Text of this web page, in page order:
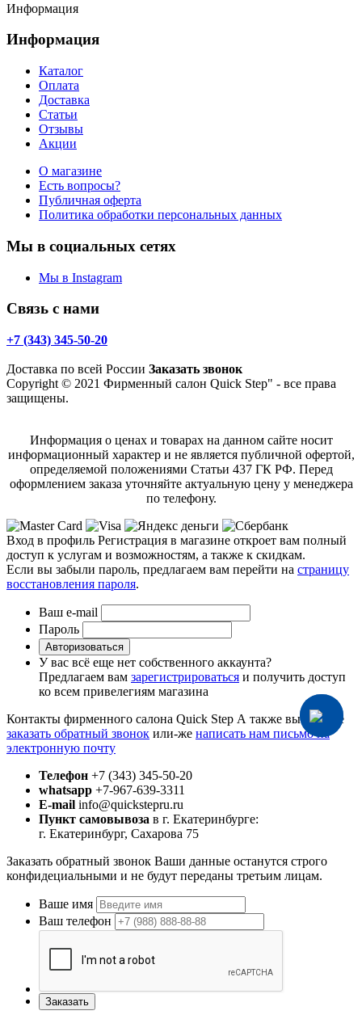
Информация
Информация
Каталог
Оплата
Доставка
Статьи
Отзывы
Акции
О магазине
Есть вопросы?
Публичная оферта
Политика обработки персональных данных
Мы в социальных сетях
Мы в Instagram
Связь с нами
+7 (343) 345-50-20
Доставка по всей России Заказать звонок
Copyright © 2021 Фирменный салон Quick Step" - все права
защищены.
Информация о ценах и товарах на данном сайте носит
информационный характер и не является публичной офертой,
определяемой положениями Статьи 437 ГК РФ. Перед
оформлением заказа уточняйте актуальную цену у менеджера
по телефону.
Вход в профиль Регистрация в магазине откроет вам полный
доступ к услугам и возможностям, а также к скидкам.
Если вы забыли пароль, предлагаем вам перейти на страницу
восстановления пароля.
Ваш e-mail
Пароль
Авторизоваться
У вас всё еще нет собственного аккаунта?
Предлагаем вам зарегистрироваться и получить доступ
ко всем привелегиям магазина
Контакты фирменного салона Quick Step А также вы можете
заказать обратный звонок или-же написать нам письмо на
электронную почту
Телефон +7 (343) 345-50-20
whatsapp +7-967-639-3311
E-mail info@quickstepru.ru
Пункт самовывоза в г. Екатеринбурге:
г. Екатеринбург, Сахарова 75
Заказать обратный звонок Ваши данные останутся строго
конфидециальными и не будут переданы третьим лицам.
Ваше имя
Ваш телефон
Заказать